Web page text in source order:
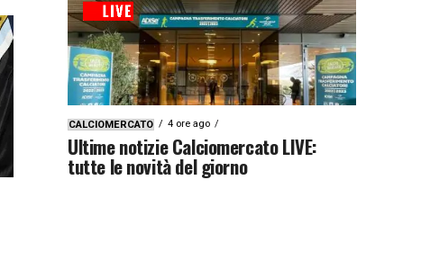
CALCIOMERCATO 4 ore ago
Ultime notizie Calciomercato LIVE:
tutte le novità del giorno